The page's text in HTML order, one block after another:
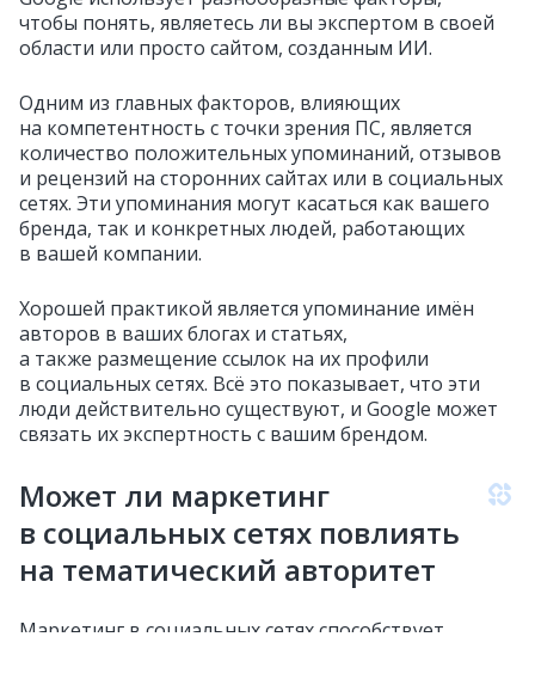
чтобы понять, являетесь ли вы экспертом в своей
области или просто сайтом, созданным ИИ.
Одним из главных факторов, влияющих
на компетентность с точки зрения ПС, является
количество положительных упоминаний, отзывов
и рецензий на сторонних сайтах или в социальных
сетях. Эти упоминания могут касаться как вашего
бренда, так и конкретных людей, работающих
в вашей компании.
Хорошей практикой является упоминание имён
авторов в ваших блогах и статьях,
а также размещение ссылок на их профили
в социальных сетях. Всё это показывает, что эти
люди действительно существуют, и Google может
связать их экспертность с вашим брендом.
Может ли маркетинг
в социальных сетях повлиять
на тематический авторитет
Маркетинг в социальных сетях способствует